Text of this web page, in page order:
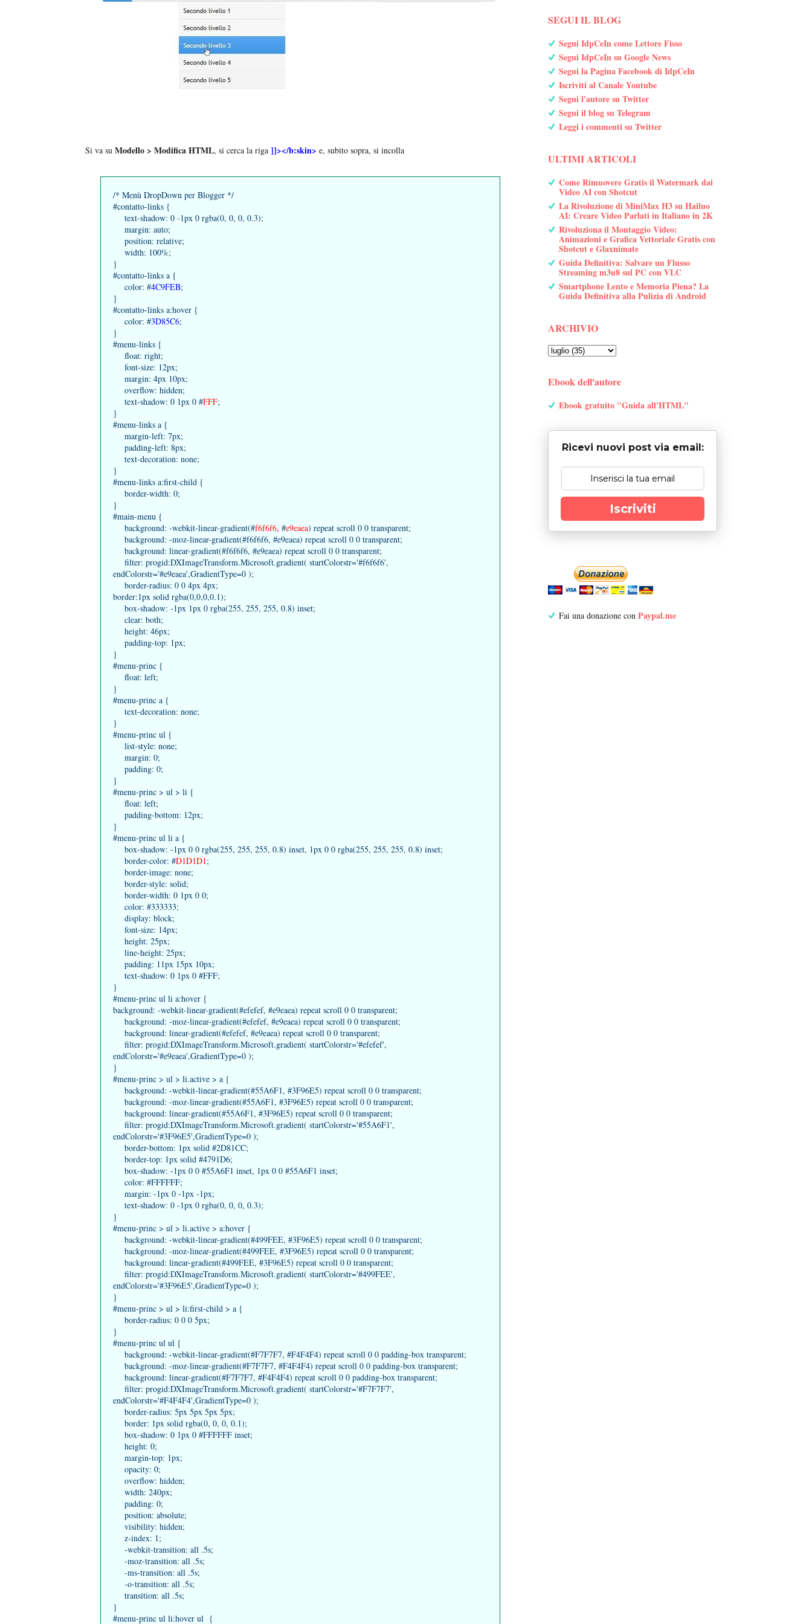
Si va su Modello > Modifica HTML, si cerca la riga ]]></b:skin> e, subito sopra, si incolla
/* Menù DropDown per Blogger */
#contatto-links {
text-shadow: 0 -1px 0 rgba(0, 0, 0, 0.3);
margin: auto;
position: relative;
width: 100%;
}
#contatto-links a {
color: #4C9FEB;
}
#contatto-links a:hover {
color: #3D85C6;
}
#menu-links {
float: right;
font-size: 12px;
margin: 4px 10px;
overflow: hidden;
text-shadow: 0 1px 0 #FFF;
}
#menu-links a {
margin-left: 7px;
padding-left: 8px;
text-decoration: none;
}
#menu-links a:first-child {
border-width: 0;
}
#main-menu {
background: -webkit-linear-gradient(#f6f6f6, #e9eaea) repeat scroll 0 0 transparent;
background: -moz-linear-gradient(#f6f6f6, #e9eaea) repeat scroll 0 0 transparent;
background: linear-gradient(#f6f6f6, #e9eaea) repeat scroll 0 0 transparent;
filter: progid:DXImageTransform.Microsoft.gradient( startColorstr='#f6f6f6',
endColorstr='#e9eaea',GradientType=0 );
border-radius: 0 0 4px 4px;
border:1px solid rgba(0,0,0,0.1);
box-shadow: -1px 1px 0 rgba(255, 255, 255, 0.8) inset;
clear: both;
height: 46px;
padding-top: 1px;
}
#menu-princ {
float: left;
}
#menu-princ a {
text-decoration: none;
}
#menu-princ ul {
list-style: none;
margin: 0;
padding: 0;
}
#menu-princ > ul > li {
float: left;
padding-bottom: 12px;
}
#menu-princ ul li a {
box-shadow: -1px 0 0 rgba(255, 255, 255, 0.8) inset, 1px 0 0 rgba(255, 255, 255, 0.8) inset;
border-color: #D1D1D1;
border-image: none;
border-style: solid;
border-width: 0 1px 0 0;
color: #333333;
display: block;
font-size: 14px;
height: 25px;
line-height: 25px;
padding: 11px 15px 10px;
text-shadow: 0 1px 0 #FFF;
}
#menu-princ ul li a:hover {
background: -webkit-linear-gradient(#efefef, #e9eaea) repeat scroll 0 0 transparent;
background: -moz-linear-gradient(#efefef, #e9eaea) repeat scroll 0 0 transparent;
background: linear-gradient(#efefef, #e9eaea) repeat scroll 0 0 transparent;
filter: progid:DXImageTransform.Microsoft.gradient( startColorstr='#efefef',
endColorstr='#e9eaea',GradientType=0 );
}
#menu-princ > ul > li.active > a {
background: -webkit-linear-gradient(#55A6F1, #3F96E5) repeat scroll 0 0 transparent;
background: -moz-linear-gradient(#55A6F1, #3F96E5) repeat scroll 0 0 transparent;
background: linear-gradient(#55A6F1, #3F96E5) repeat scroll 0 0 transparent;
filter: progid:DXImageTransform.Microsoft.gradient( startColorstr='#55A6F1',
endColorstr='#3F96E5',GradientType=0 );
border-bottom: 1px solid #2D81CC;
border-top: 1px solid #4791D6;
box-shadow: -1px 0 0 #55A6F1 inset, 1px 0 0 #55A6F1 inset;
color: #FFFFFF;
margin: -1px 0 -1px -1px;
text-shadow: 0 -1px 0 rgba(0, 0, 0, 0.3);
}
#menu-princ > ul > li.active > a:hover {
background: -webkit-linear-gradient(#499FEE, #3F96E5) repeat scroll 0 0 transparent;
background: -moz-linear-gradient(#499FEE, #3F96E5) repeat scroll 0 0 transparent;
background: linear-gradient(#499FEE, #3F96E5) repeat scroll 0 0 transparent;
filter: progid:DXImageTransform.Microsoft.gradient( startColorstr='#499FEE',
endColorstr='#3F96E5',GradientType=0 );
}
#menu-princ > ul > li:first-child > a {
border-radius: 0 0 0 5px;
}
#menu-princ ul ul {
background: -webkit-linear-gradient(#F7F7F7, #F4F4F4) repeat scroll 0 0 padding-box transparent;
background: -moz-linear-gradient(#F7F7F7, #F4F4F4) repeat scroll 0 0 padding-box transparent;
background: linear-gradient(#F7F7F7, #F4F4F4) repeat scroll 0 0 padding-box transparent;
filter: progid:DXImageTransform.Microsoft.gradient( startColorstr='#F7F7F7',
endColorstr='#F4F4F4',GradientType=0 );
border-radius: 5px 5px 5px 5px;
border: 1px solid rgba(0, 0, 0, 0.1);
box-shadow: 0 1px 0 #FFFFFF inset;
height: 0;
margin-top: 1px;
opacity: 0;
overflow: hidden;
width: 240px;
padding: 0;
position: absolute;
visibility: hidden;
z-index: 1;
-webkit-transition: all .5s;
-moz-transition: all .5s;
-ms-transition: all .5s;
-o-transition: all .5s;
transition: all .5s;
}
#menu-princ ul li:hover ul {
SEGUI IL BLOG
Segui IdpCeIn come Lettore Fisso
Segui IdpCeIn su Google News
Segui la Pagina Facebook di IdpCeIn
Iscriviti al Canale Youtube
Segui l'autore su Twitter
Segui il blog su Telegram
Leggi i commenti su Twitter
ULTIMI ARTICOLI
Come Rimuovere Gratis il Watermark dai
Video AI con Shotcut
La Rivoluzione di MiniMax H3 su Hailuo
AI: Creare Video Parlati in Italiano in 2K
Rivoluziona il Montaggio Video:
Animazioni e Grafica Vettoriale Gratis con
Shotcut e Glaxnimate
Guida Definitiva: Salvare un Flusso
Streaming m3u8 sul PC con VLC
Smartphone Lento e Memoria Piena? La
Guida Definitiva alla Pulizia di Android
ARCHIVIO
Ebook dell'autore
Ebook gratuito "Guida all'HTML"
Ricevi nuovi post via email:
Iscriviti
Fai una donazione con Paypal.me